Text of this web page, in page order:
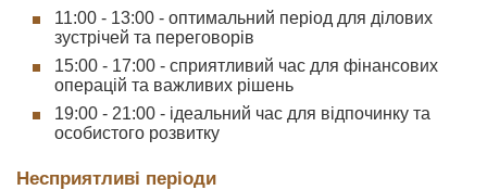
11:00 - 13:00 - оптимальний період для ділових
зустрічей та переговорів
15:00 - 17:00 - сприятливий час для фінансових
операцій та важливих рішень
19:00 - 21:00 - ідеальний час для відпочинку та
особистого розвитку
Несприятливі періоди